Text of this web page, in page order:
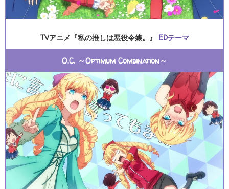
TVアニメ『私の推しは悪役令嬢。』 EDテーマ
O.C. ～Optimum Combination～